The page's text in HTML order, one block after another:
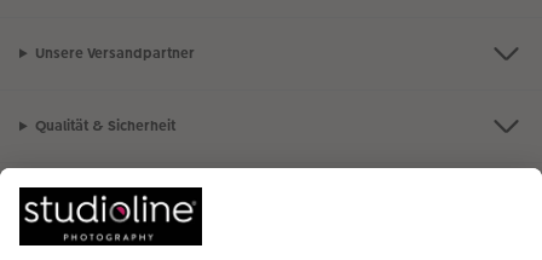
Unsere Versandpartner
Qualität & Sicherheit
Nachhaltigkeit bei CEWE